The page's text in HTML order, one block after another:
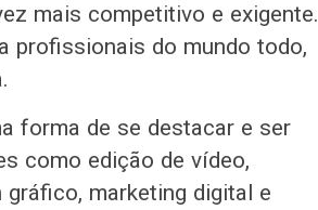
mais competitivo e exigente.
profissionais do mundo todo,
forma de se destacar e ser
como edição de vídeo,
marketing digital e